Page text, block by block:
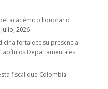
académico honorario
julio, 2026
fortalece su presencia
Departamentales
fiscal que Colombia